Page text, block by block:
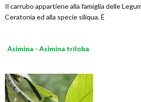
Il carrubo appartiene alla famiglia delle
Ceratonia ed alla specie siliqua. È
Asimina - Asimina triloba